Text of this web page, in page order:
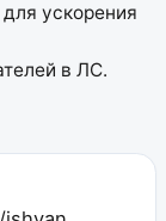
ускорения
в ЛС.